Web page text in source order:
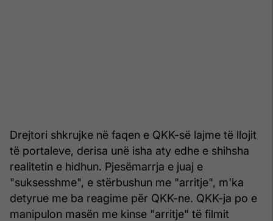
Drejtori shkrujke në faqen e QKK-së lajme të llojit
të portaleve, derisa unë isha aty edhe e shihsha
realitetin e hidhun. Pjesëmarrja e juaj e
"suksesshme", e stërbushun me "arritje", m'ka
detyrue me ba reagime për QKK-ne. QKK-ja po e
manipulon masën me kinse "arritje" të filmit